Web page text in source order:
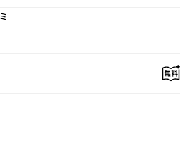
コミ
コミ